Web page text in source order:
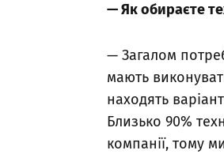
— Як обираєте
— Загалом
мають
находять
Близько 90%
компанії, тому